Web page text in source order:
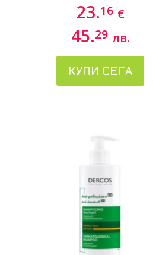
23.16 €
45.29 лв.
КУПИ СЕГА